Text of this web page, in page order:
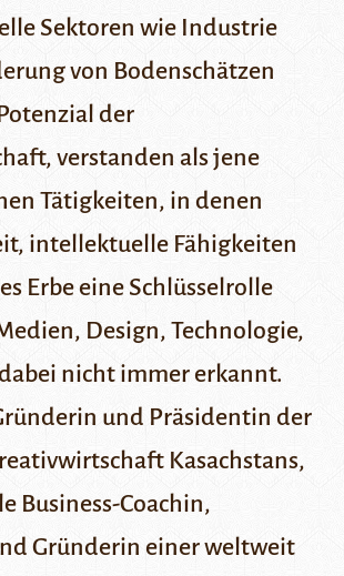
Sektoren wie Industrie
von Bodenschätzen
der
verstanden als jene
Tätigkeiten, in denen
intellektuelle Fähigkeiten
Erbe eine Schlüsselrolle
Design, Technologie,
nicht immer erkannt.
und Präsidentin der
Kasachstans,
Business-Coachin,
Gründerin einer weltweit